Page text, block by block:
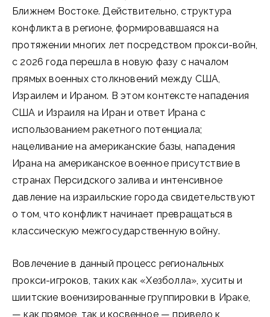
Ближнем Востоке. Действительно, структура
конфликта в регионе, формировавшаяся на
протяжении многих лет посредством прокси-войн,
с 2026 года перешла в новую фазу с началом
прямых военных столкновений между США,
Израилем и Ираном. В этом контексте нападения
США и Израиля на Иран и ответ Ирана с
использованием ракетного потенциала;
нацеливание на американские базы, нападения
Ирана на американское военное присутствие в
странах Персидского залива и интенсивное
давление на израильские города свидетельствуют
о том, что конфликт начинает превращаться в
классическую межгосударственную войну.
Вовлечение в данный процесс региональных
прокси-игроков, таких как «Хезболла», хуситы и
шиитские военизированные группировки в Ираке,
— как прямое, так и косвенное — привело к